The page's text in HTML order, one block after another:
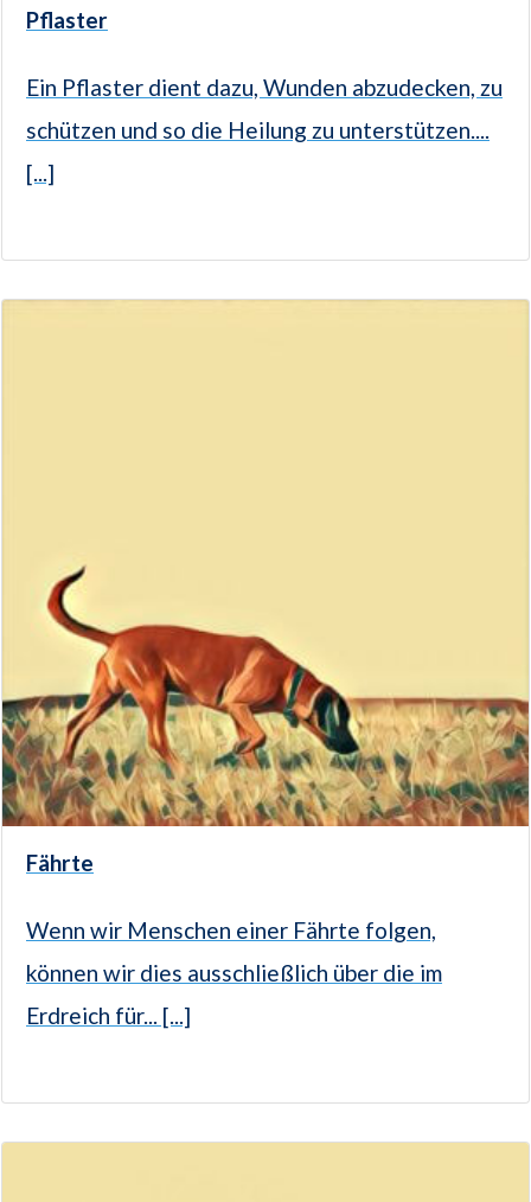
Pflaster
Ein Pflaster dient dazu, Wunden abzudecken, zu
schützen und so die Heilung zu unterstützen....
[...]
Fährte
Wenn wir Menschen einer Fährte folgen,
können wir dies ausschließlich über die im
Erdreich für... [...]